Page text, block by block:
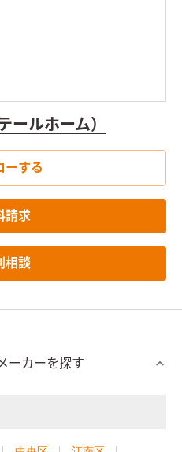
ールホーム）
ーする
請求
相談
ーカーを探す